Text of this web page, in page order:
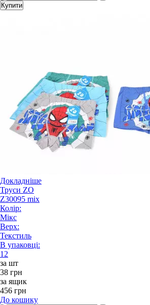
Купити
Докладніше
Труси ZO
Z30095 mix
Колір:
Мікс
Верх:
Текстиль
В упаковці:
12
за шт
38 грн
за ящик
456 грн
До кошику